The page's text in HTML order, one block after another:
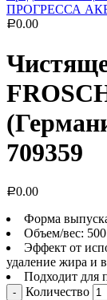
ПРОГРЕССА
Р0.00
709359
Р0.00
Форма
Объем/вес:
Эффект от
удаление жира и
Подходит для
Количество